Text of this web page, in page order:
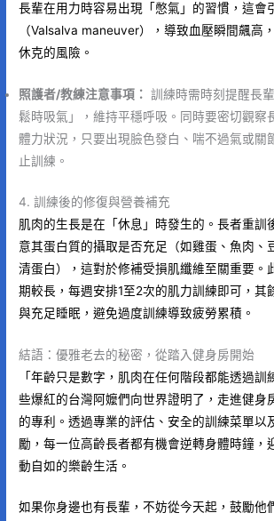
長輩在用力時容易出現「憋氣」的習慣，這會
（Valsalva maneuver），導致血壓瞬間飆高
休克的風險。
照護者/教練注意事項： 訓練時需時刻提醒長
鬆時吸氣」，維持平穩呼吸。同時要密切觀察
體力狀況，只要出現臉色發白、喘不過氣或關
止訓練。
4. 訓練後的修復與營養補充
肌肉的生長是在「休息」時發生的。長者重訓
意其蛋白質的攝取是否充足（如雞蛋、魚肉、
清蛋白），這對於修補受損肌纖維至關重要。
期較長，每週安排1至2次的肌力訓練即可，其
與充足睡眠，避免過度訓練導致疲勞累積。
結語：優雅老去的秘密，從踏入健身房開始
「年齡只是數字，肌肉在任何階段都能透過訓
些爆紅的台灣阿嬤們向世界證明了，走進健身
的專利。透過專業的評估、安全的訓練菜單以
勵，每一位高齡長者都有機會逆轉身體時鐘，
動自如的樂齡生活。
如果你身邊也有長輩，不妨從今天起，鼓勵他